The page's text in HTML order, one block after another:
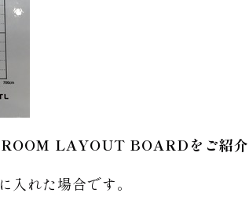
LAYOUT BOARDをご紹介
れた場合です。